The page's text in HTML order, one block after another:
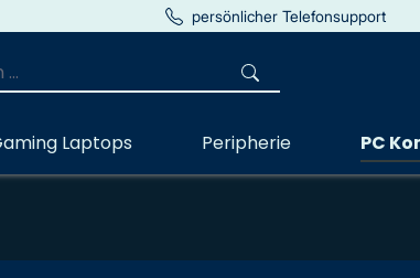
persönlicher Telefonsupport
Laptops Peripherie PC